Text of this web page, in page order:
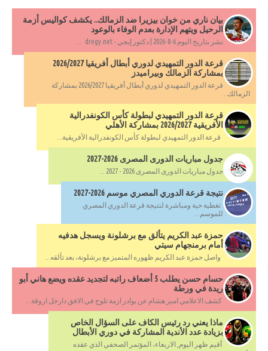
بيان ناري من خوان بيزيرا ضد الزمالك.. يكشف كواليس أزمة
الرحيل ويتهم الإدارة بعدم الوفاء بالوعود
نشر بتاريخ اليوم 6-8-2026 | دكتور إيجي - dregy.net ...
قرعة الدور التمهيدي لدوري أبطال أفريقيا 2026/2027
بمشاركة الزمالك وبيراميدز
قرعة الدور التمهيدي لدوري أبطال أفريقيا 2026/2027 بمشاركة
الزمالك...
قرعة الدور التمهيدي لبطولة كأس الكونفدرالية
الأفريقية 2026/2027 بمشاركة الأهلي
قرعة الدور التمهيدي لبطولة كأس الكونفدرالية الأفريقية...
جدول مباريات الدورى المصرى 2026-2027
جدول مباريات الدورى المصرى 2026 - 2027 ...
نتيجة قرعة الدوري المصري موسم 2026-2027
تغطية حية ومباشرة لنتيجة قرعة الدوري المصري
للموسم...
حمزة عبد الكريم يتألق مع برشلونة ويسجل هدفيه
أمام برمنجهام سيتي
واصل حمزة عبد الكريم ظهوره المتميز مع برشلونة، بعد تألقه...
حسام حسن يطلب 5 أضعاف راتبه لتجديد عقده ويضع هاني أبو
ريدة في ورطة
كشف الاعلامي امير هشام عن بوادر ازمة تلوح في الافق دارخل اروقة...
ماذا يعني رد رئيس الكاف على السؤال الخاص
بزيادة عدد الأندية المشاركة في دوري الأبطال
أقيم ظهر اليوم, الاربعاء، المؤتمر الصحفي الذي عقده